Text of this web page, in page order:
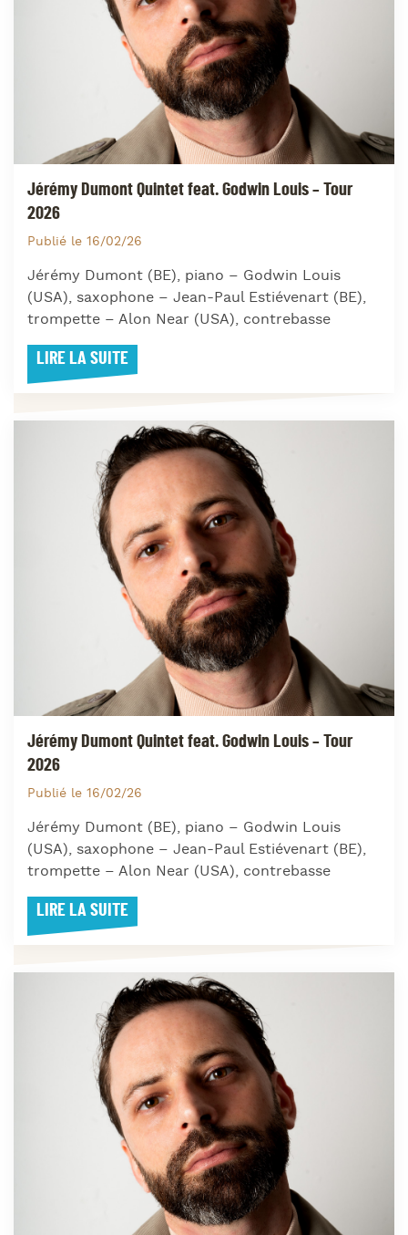
Jérémy Dumont Quintet feat. Godwin Louis – Tour
2026
Publié le 16/02/26
Jérémy Dumont (BE), piano – Godwin Louis
(USA), saxophone – Jean-Paul Estiévenart (BE),
trompette – Alon Near (USA), contrebasse
LIRE LA SUITE
Jérémy Dumont Quintet feat. Godwin Louis – Tour
2026
Publié le 16/02/26
Jérémy Dumont (BE), piano – Godwin Louis
(USA), saxophone – Jean-Paul Estiévenart (BE),
trompette – Alon Near (USA), contrebasse
LIRE LA SUITE